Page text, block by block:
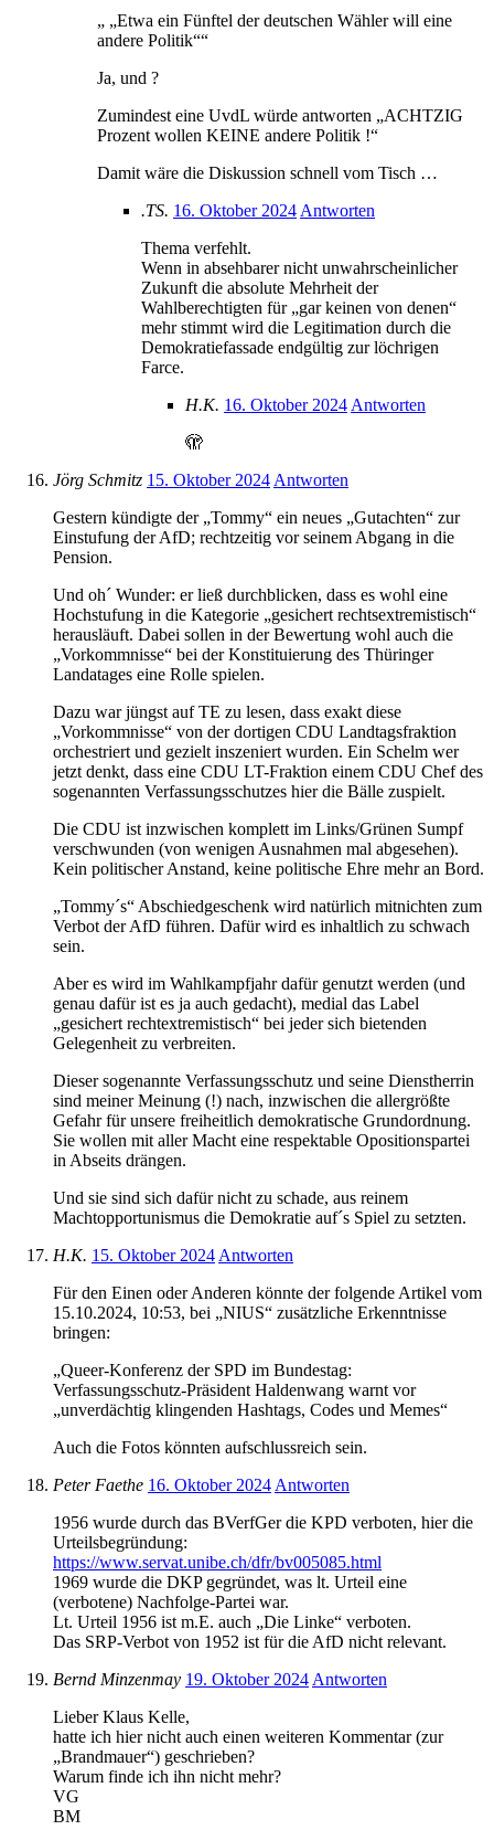
„ „Etwa ein Fünftel der deutschen Wähler will eine
andere Politik““
Ja, und ?
Zumindest eine UvdL würde antworten „ACHTZIG
Prozent wollen KEINE andere Politik !“
Damit wäre die Diskussion schnell vom Tisch …
.TS. 16. Oktober 2024 Antworten
Thema verfehlt.
Wenn in absehbarer nicht unwahrscheinlicher
Zukunft die absolute Mehrheit der
Wahlberechtigten für „gar keinen von denen“
mehr stimmt wird die Legitimation durch die
Demokratiefassade endgültig zur löchrigen
Farce.
H.K. 16. Oktober 2024 Antworten
🫣
Jörg Schmitz 15. Oktober 2024 Antworten
Gestern kündigte der „Tommy“ ein neues „Gutachten“ zur
Einstufung der AfD; rechtzeitig vor seinem Abgang in die
Pension.
Und oh´ Wunder: er ließ durchblicken, dass es wohl eine
Hochstufung in die Kategorie „gesichert rechtsextremistisch“
herausläuft. Dabei sollen in der Bewertung wohl auch die
„Vorkommnisse“ bei der Konstituierung des Thüringer
Landatages eine Rolle spielen.
Dazu war jüngst auf TE zu lesen, dass exakt diese
„Vorkommnisse“ von der dortigen CDU Landtagsfraktion
orchestriert und gezielt inszeniert wurden. Ein Schelm wer
jetzt denkt, dass eine CDU LT-Fraktion einem CDU Chef des
sogenannten Verfassungsschutzes hier die Bälle zuspielt.
Die CDU ist inzwischen komplett im Links/Grünen Sumpf
verschwunden (von wenigen Ausnahmen mal abgesehen).
Kein politischer Anstand, keine politische Ehre mehr an Bord.
„Tommy´s“ Abschiedgeschenk wird natürlich mitnichten zum
Verbot der AfD führen. Dafür wird es inhaltlich zu schwach
sein.
Aber es wird im Wahlkampfjahr dafür genutzt werden (und
genau dafür ist es ja auch gedacht), medial das Label
„gesichert rechtextremistisch“ bei jeder sich bietenden
Gelegenheit zu verbreiten.
Dieser sogenannte Verfassungsschutz und seine Dienstherrin
sind meiner Meinung (!) nach, inzwischen die allergrößte
Gefahr für unsere freiheitlich demokratische Grundordnung.
Sie wollen mit aller Macht eine respektable Opositionspartei
in Abseits drängen.
Und sie sind sich dafür nicht zu schade, aus reinem
Machtopportunismus die Demokratie auf´s Spiel zu setzten.
H.K. 15. Oktober 2024 Antworten
Für den Einen oder Anderen könnte der folgende Artikel vom
15.10.2024, 10:53, bei „NIUS“ zusätzliche Erkenntnisse
bringen:
„Queer-Konferenz der SPD im Bundestag:
Verfassungsschutz-Präsident Haldenwang warnt vor
„unverdächtig klingenden Hashtags, Codes und Memes“
Auch die Fotos könnten aufschlussreich sein.
Peter Faethe 16. Oktober 2024 Antworten
1956 wurde durch das BVerfGer die KPD verboten, hier die
Urteilsbegründung:
https://www.servat.unibe.ch/dfr/bv005085.html
1969 wurde die DKP gegründet, was lt. Urteil eine
(verbotene) Nachfolge-Partei war.
Lt. Urteil 1956 ist m.E. auch „Die Linke“ verboten.
Das SRP-Verbot von 1952 ist für die AfD nicht relevant.
Bernd Minzenmay 19. Oktober 2024 Antworten
Lieber Klaus Kelle,
hatte ich hier nicht auch einen weiteren Kommentar (zur
„Brandmauer“) geschrieben?
Warum finde ich ihn nicht mehr?
VG
BM